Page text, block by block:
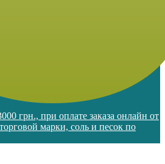
грн., при оплате заказа онлайн от
марки, соль и песок по